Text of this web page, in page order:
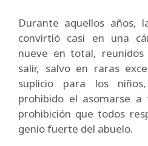
Durante aquellos años,
convirtió casi en una
nueve en total,
salir, salvo en raras
suplicio para los
prohibido el asomarse a
prohibición que todos
genio fuerte del abuelo.